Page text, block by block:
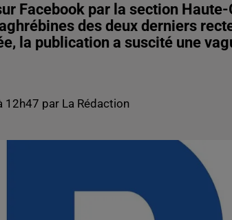
Facebook par la section
des deux derniers
la publication a suscité une
12h47 par La Rédaction